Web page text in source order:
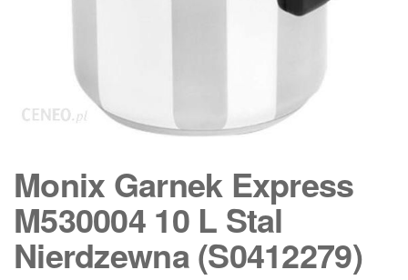
Monix Garnek Express
M530004 10 L Stal
Nierdzewna (S0412279)